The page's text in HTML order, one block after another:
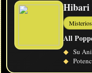
Hibari
All
◆ Su
◆